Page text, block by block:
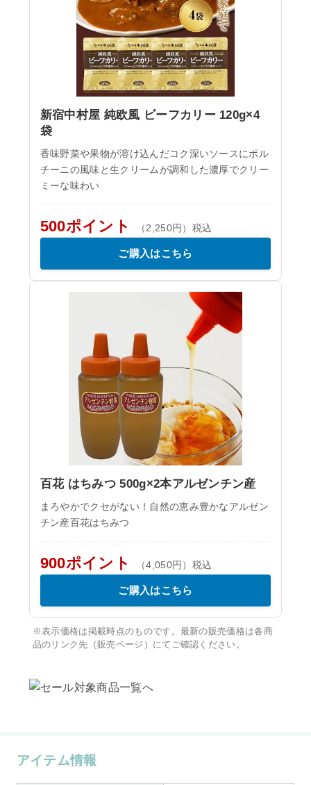
新宿中村屋 純欧風 ビーフカリー 120g×4
袋
香味野菜や果物が溶け込んだコク深いソースにポル
チーニの風味と生クリームが調和した濃厚でクリー
ミーな味わい
500ポイント （2,250円）税込
ご購入はこちら
百花 はちみつ 500g×2本アルゼンチン産
まろやかでクセがない！自然の恵み豊かなアルゼン
チン産百花はちみつ
900ポイント （4,050円）税込
ご購入はこちら
※表示価格は掲載時点のものです。最新の販売価格は各商
品のリンク先（販売ページ）にてご確認ください。
アイテム情報